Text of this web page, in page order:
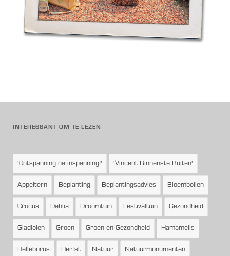
INTERESSANT OM TE LEZEN
'Ontspanning na inspanning!' 'Vincent Binnenste Buiten'
Appeltern Beplanting Beplantingsadvies Bloembollen
Crocus Dahlia Droomtuin Festivaltuin Gezondheid
Gladiolen Groen Groen en Gezondheid Hamamelis
Helleborus Herfst Natuur Natuurmonumenten